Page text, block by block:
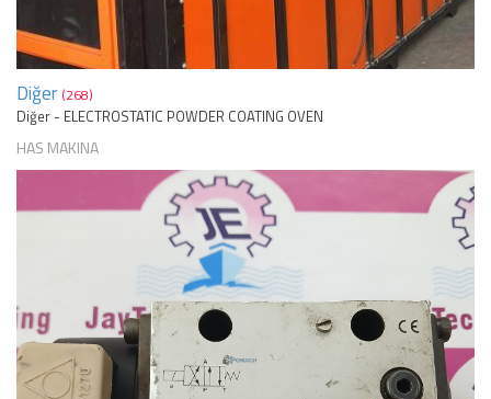
Diğer (268)
Diğer - ELECTROSTATIC POWDER COATING OVEN
HAS MAKINA